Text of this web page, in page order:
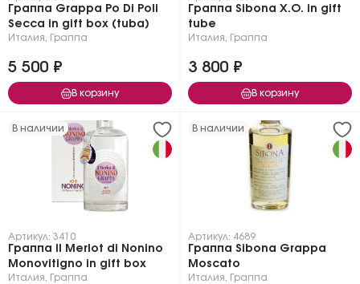
Граппа Grappa Po Di Poli
Secca in gift box (tuba)
Италия Граппа
5 500 ₽
В корзину
Граппа Sibona X.O. in gift
tube
Италия Граппа
3 800 ₽
В корзину
В наличии
Артикул: 3410
Граппа Il Merlot di Nonino
Monovitigno in gift box
Италия Граппа
В наличии
Артикул: 4689
Граппа Sibona Grappa
Moscato
Италия Граппа